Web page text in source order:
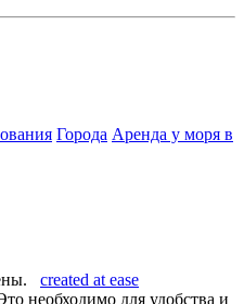
Города Аренда у моря в
created at ease
необходимо для удобства и